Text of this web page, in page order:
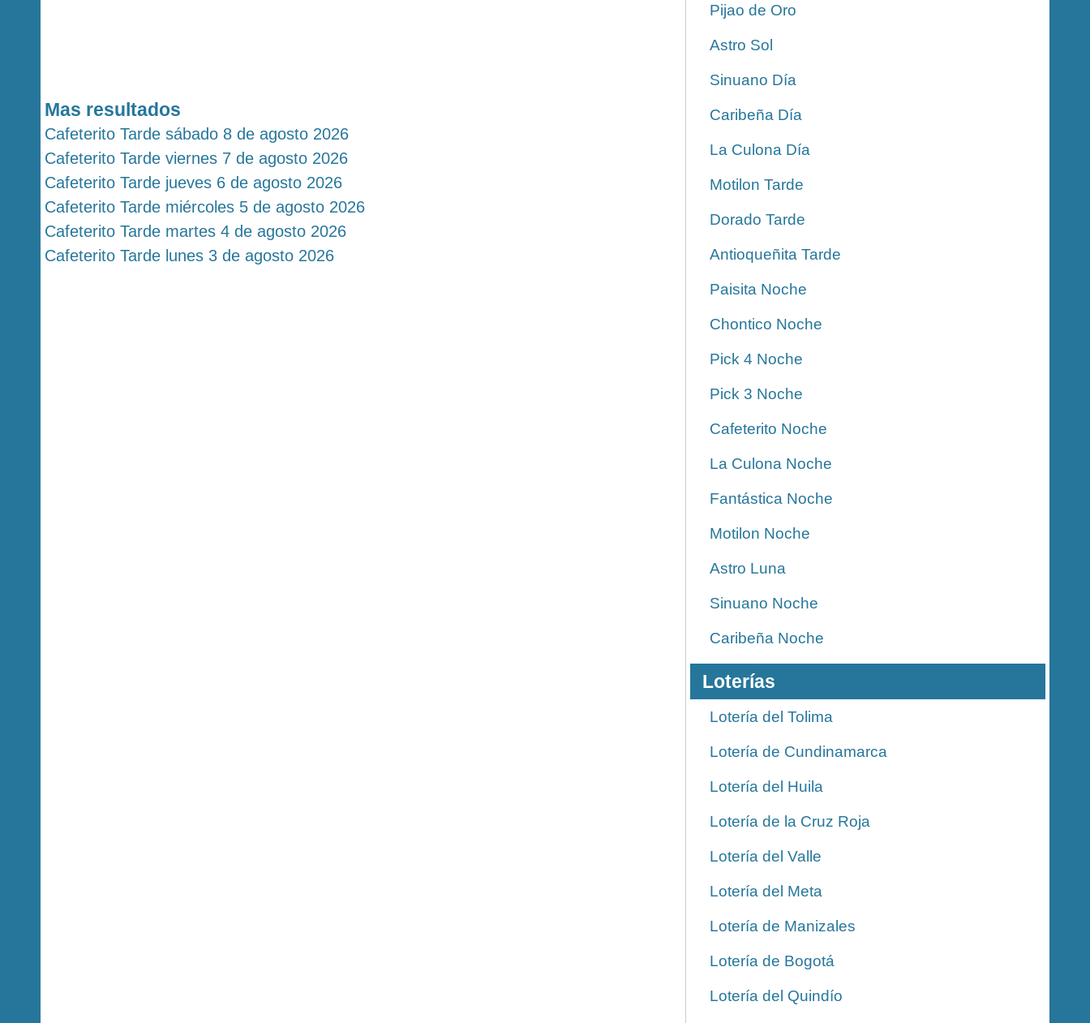
Mas resultados
Cafeterito Tarde sábado 8 de agosto 2026
Cafeterito Tarde viernes 7 de agosto 2026
Cafeterito Tarde jueves 6 de agosto 2026
Cafeterito Tarde miércoles 5 de agosto 2026
Cafeterito Tarde martes 4 de agosto 2026
Cafeterito Tarde lunes 3 de agosto 2026
Pijao de Oro
Astro Sol
Sinuano Día
Caribeña Día
La Culona Día
Motilon Tarde
Dorado Tarde
Antioqueñita Tarde
Paisita Noche
Chontico Noche
Pick 4 Noche
Pick 3 Noche
Cafeterito Noche
La Culona Noche
Fantástica Noche
Motilon Noche
Astro Luna
Sinuano Noche
Caribeña Noche
Loterías
Lotería del Tolima
Lotería de Cundinamarca
Lotería del Huila
Lotería de la Cruz Roja
Lotería del Valle
Lotería del Meta
Lotería de Manizales
Lotería de Bogotá
Lotería del Quindío